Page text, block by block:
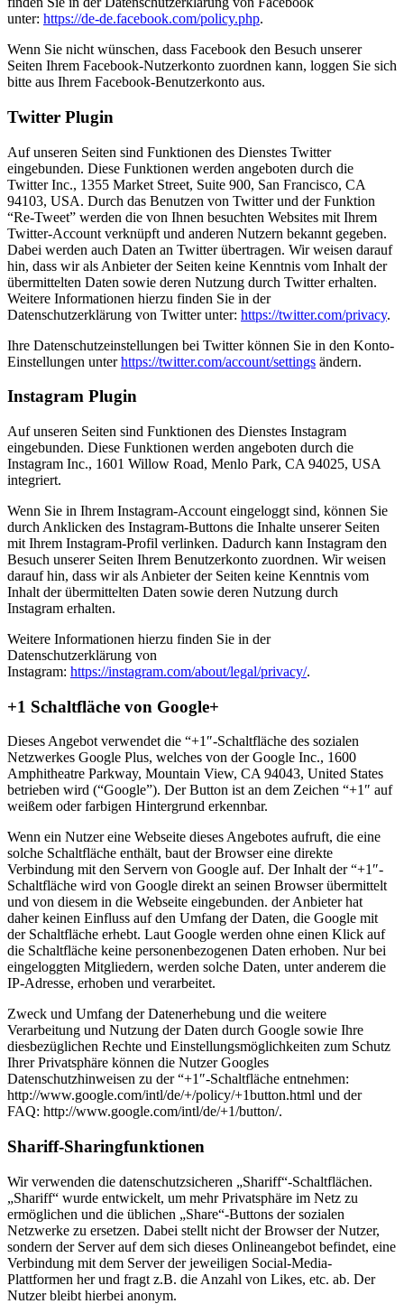
unter: https://de-de.facebook.com/policy.php.
Wenn Sie nicht wünschen, dass Facebook den Besuch unserer
Seiten Ihrem Facebook-Nutzerkonto zuordnen kann, loggen Sie sich
bitte aus Ihrem Facebook-Benutzerkonto aus.
Twitter Plugin
Auf unseren Seiten sind Funktionen des Dienstes Twitter
eingebunden. Diese Funktionen werden angeboten durch die
Twitter Inc., 1355 Market Street, Suite 900, San Francisco, CA
94103, USA. Durch das Benutzen von Twitter und der Funktion
“Re-Tweet” werden die von Ihnen besuchten Websites mit Ihrem
Twitter-Account verknüpft und anderen Nutzern bekannt gegeben.
Dabei werden auch Daten an Twitter übertragen. Wir weisen darauf
hin, dass wir als Anbieter der Seiten keine Kenntnis vom Inhalt der
übermittelten Daten sowie deren Nutzung durch Twitter erhalten.
Weitere Informationen hierzu finden Sie in der
Datenschutzerklärung von Twitter unter: https://twitter.com/privacy.
Ihre Datenschutzeinstellungen bei Twitter können Sie in den Konto-
Einstellungen unterhttps://twitter.com/account/settings ändern.
Instagram Plugin
Auf unseren Seiten sind Funktionen des Dienstes Instagram
eingebunden. Diese Funktionen werden angeboten durch die
Instagram Inc., 1601 Willow Road, Menlo Park, CA 94025, USA
integriert.
Wenn Sie in Ihrem Instagram-Account eingeloggt sind, können Sie
durch Anklicken des Instagram-Buttons die Inhalte unserer Seiten
mit Ihrem Instagram-Profil verlinken. Dadurch kann Instagram den
Besuch unserer Seiten Ihrem Benutzerkonto zuordnen. Wir weisen
darauf hin, dass wir als Anbieter der Seiten keine Kenntnis vom
Inhalt der übermittelten Daten sowie deren Nutzung durch
Instagram erhalten.
Weitere Informationen hierzu finden Sie in der
Datenschutzerklärung von
Instagram: https://instagram.com/about/legal/privacy/.
+1 Schaltfläche von Google+
Dieses Angebot verwendet die “+1″-Schaltfläche des sozialen
Netzwerkes Google Plus, welches von der Google Inc., 1600
Amphitheatre Parkway, Mountain View, CA 94043, United States
betrieben wird (“Google”). Der Button ist an dem Zeichen “+1″ auf
weißem oder farbigen Hintergrund erkennbar.
Wenn ein Nutzer eine Webseite dieses Angebotes aufruft, die eine
solche Schaltfläche enthält, baut der Browser eine direkte
Verbindung mit den Servern von Google auf. Der Inhalt der “+1″-
Schaltfläche wird von Google direkt an seinen Browser übermittelt
und von diesem in die Webseite eingebunden. der Anbieter hat
daher keinen Einfluss auf den Umfang der Daten, die Google mit
der Schaltfläche erhebt. Laut Google werden ohne einen Klick auf
die Schaltfläche keine personenbezogenen Daten erhoben. Nur bei
eingeloggten Mitgliedern, werden solche Daten, unter anderem die
IP-Adresse, erhoben und verarbeitet.
Zweck und Umfang der Datenerhebung und die weitere
Verarbeitung und Nutzung der Daten durch Google sowie Ihre
diesbezüglichen Rechte und Einstellungsmöglichkeiten zum Schutz
Ihrer Privatsphäre können die Nutzer Googles
Datenschutzhinweisen zu der “+1″-Schaltfläche entnehmen:
http://www.google.com/intl/de/+/policy/+1button.html und der
FAQ: http://www.google.com/intl/de/+1/button/.
Shariff-Sharingfunktionen
Wir verwenden die datenschutzsicheren „Shariff“-Schaltflächen.
„Shariff“ wurde entwickelt, um mehr Privatsphäre im Netz zu
ermöglichen und die üblichen „Share“-Buttons der sozialen
Netzwerke zu ersetzen. Dabei stellt nicht der Browser der Nutzer,
sondern der Server auf dem sich dieses Onlineangebot befindet, eine
Verbindung mit dem Server der jeweiligen Social-Media-
Plattformen her und fragt z.B. die Anzahl von Likes, etc. ab. Der
Nutzer bleibt hierbei anonym.